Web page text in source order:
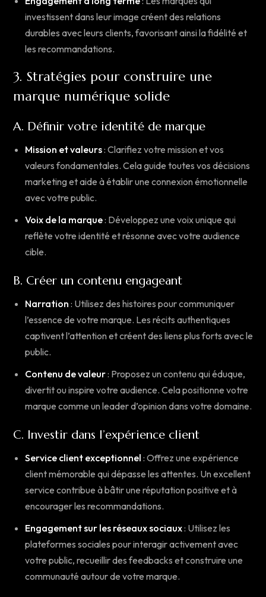
investissent dans leur image créent des relations
durables avec leurs clients, favorisant ainsi la fidélité et
les recommandations.
3. Stratégies pour construire une
marque numérique solide
A. Définir votre identité de marque
Mission et valeurs: Clarifiez votre mission et vos
valeurs fondamentales. Cela guide toutes vos décisions
marketing et aide à établir une connexion émotionnelle
avec votre public.
Voix de la marque: Développez une voix unique qui
reflète votre identité et résonne avec votre audience
cible.
B. Créer un contenu engageant
Narration : Utilisez des histoires pour communiquer
l’essence de votre marque. Les récits authentiques
captivent l’attention et créent des liens plus forts avec le
public.
Contenu de valeur: Proposez un contenu qui éduque,
divertit ou inspire votre audience. Cela positionne votre
marque comme un leader d’opinion dans votre domaine.
C. Investir dans l’expérience client
Service client exceptionnel : Offrez une expérience
client mémorable qui dépasse les attentes. Un excellent
service contribue à bâtir une réputation positive et à
encourager les recommandations.
Engagement sur les réseaux sociaux: Utilisez les
plateformes sociales pour interagir activement avec
votre public, recueillir des feedbacks et construire une
communauté autour de votre marque.